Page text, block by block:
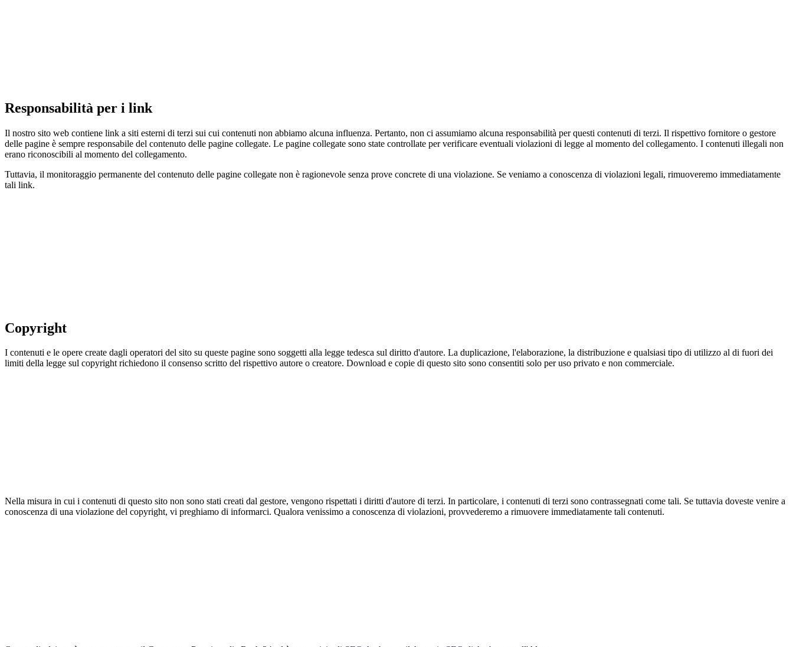
Responsabilità per i link
Il nostro sito web contiene link a siti esterni di terzi sui cui contenuti non abbiamo alcuna influenza. Pertanto, non ci assumiamo alcuna responsabilità per questi contenuti di terzi. Il rispettivo fornitore o gestore
delle pagine è sempre responsabile del contenuto delle pagine collegate. Le pagine collegate sono state controllate per verificare eventuali violazioni di legge al momento del collegamento. I contenuti illegali non
erano riconoscibili al momento del collegamento.
Tuttavia, il monitoraggio permanente del contenuto delle pagine collegate non è ragionevole senza prove concrete di una violazione. Se veniamo a conoscenza di violazioni legali, rimuoveremo immediatamente
tali link.
Copyright
I contenuti e le opere create dagli operatori del sito su queste pagine sono soggetti alla legge tedesca sul diritto d'autore. La duplicazione, l'elaborazione, la distribuzione e qualsiasi tipo di utilizzo al di fuori dei
limiti della legge sul copyright richiedono il consenso scritto del rispettivo autore o creatore. Download e copie di questo sito sono consentiti solo per uso privato e non commerciale.
Nella misura in cui i contenuti di questo sito non sono stati creati dal gestore, vengono rispettati i diritti d'autore di terzi. In particolare, i contenuti di terzi sono contrassegnati come tali. Se tuttavia doveste venire a
conoscenza di una violazione del copyright, vi preghiamo di informarci. Qualora venissimo a conoscenza di violazioni, provvederemo a rimuovere immediatamente tali contenuti.